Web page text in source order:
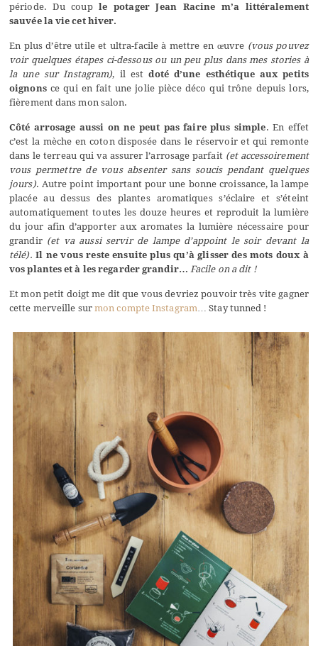
période. Du couple potager Jean Racine m’a littéralement
sauvée la vie cet hiver.
En plus d’être utile et ultra-facile à mettre en œuvre (vous pouvez
voir quelques étapes ci-dessous ou un peu plus dans mes stories à
la une sur Instagram), il estdoté d’une esthétique aux petits
oignonsce qui en fait une jolie pièce déco qui trône depuis lors,
fièrement dans mon salon.
Côté arrosage aussi on ne peut pas faire plus simple. En effet
c’est la mèche en coton disposée dans le réservoir et qui remonte
dans le terreau qui va assurer l’arrosage parfait (et accessoirement
vous permettre de vous absenter sans soucis pendant quelques
jours). Autre point important pour une bonne croissance, la lampe
placée au dessus des plantes aromatiques s’éclaire et s’éteint
automatiquement toutes les douze heures et reproduit la lumière
du jour afin d’apporter aux aromates la lumière nécessaire pour
grandir (et va aussi servir de lampe d’appoint le soir devant la
télé). Il ne vous reste ensuite plus qu’à glisser des mots doux à
vos plantes et à les regarder grandir… Facile on a dit !
Et mon petit doigt me dit que vous devriez pouvoir très vite gagner
cette merveille sur mon compte Instagram … Stay tunned !